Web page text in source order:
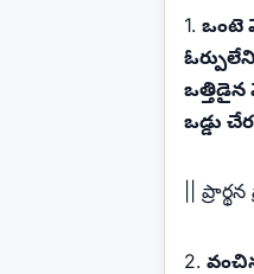
1. ఒంటె
ఒత్తిడైన
ఒడ్డు
|| ప్రార్థన
2.